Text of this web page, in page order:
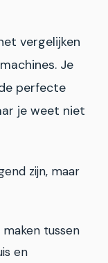
vergelijken
Je
perfecte
je weet niet
zijn, maar
tussen
en